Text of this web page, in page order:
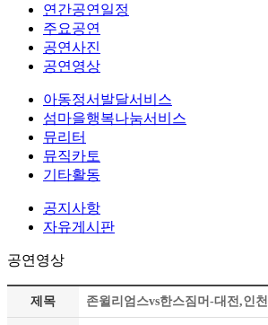
연간공연일정
주요공연
공연사진
공연영상
아동정서발달서비스
섬마을행복나눔서비스
뮤리터
뮤직카토
기타활동
공지사항
자유게시판
공연영상
제목 존윌리엄스vs한스짐머-대전,인천